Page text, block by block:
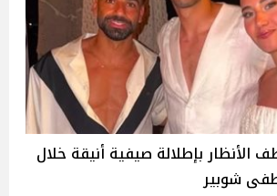
بإطلالة صيفية أنيقة خلال
شوبير